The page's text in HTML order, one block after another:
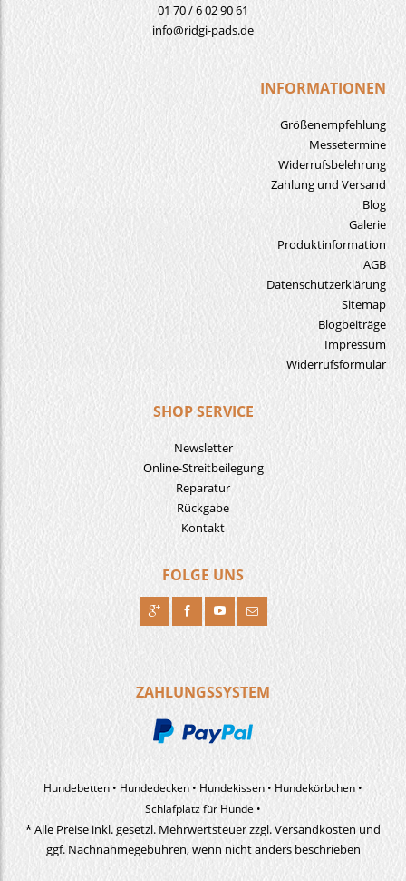
01 70 / 6 02 90 61
info@ridgi-pads.de
INFORMATIONEN
Größenempfehlung
Messetermine
Widerrufsbelehrung
Zahlung und Versand
Blog
Galerie
Produktinformation
AGB
Datenschutzerklärung
Sitemap
Blogbeiträge
Impressum
Widerrufsformular
SHOP SERVICE
Newsletter
Online-Streitbeilegung
Reparatur
Rückgabe
Kontakt
FOLGE UNS
R H F J
ZAHLUNGSSYSTEM
Hundebetten Hundedecken Hundekissen
Hundekörbchen
Schlafplatz für Hunde
* Alle Preise inkl. gesetzl. Mehrwertsteuer zzgl. Versandkosten und
ggf. Nachnahmegebühren, wenn nicht anders beschrieben